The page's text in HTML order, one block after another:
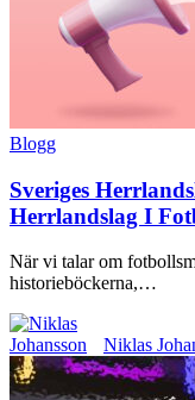
Blogg
Sveriges
Herrlandslag I
När vi talar om
historieböckerna,…
Niklas